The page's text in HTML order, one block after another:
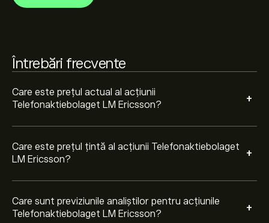
Întrebări frecvente
Care este prețul actual al acțiunii
Telefonaktiebolaget LM Ericsson?
+
Care este prețul țintă al acțiunii Telefonaktiebolaget
LM Ericsson?
+
Care sunt previziunile analiștilor pentru acțiunile
Telefonaktiebolaget LM Ericsson?
+
viitoare de preț.